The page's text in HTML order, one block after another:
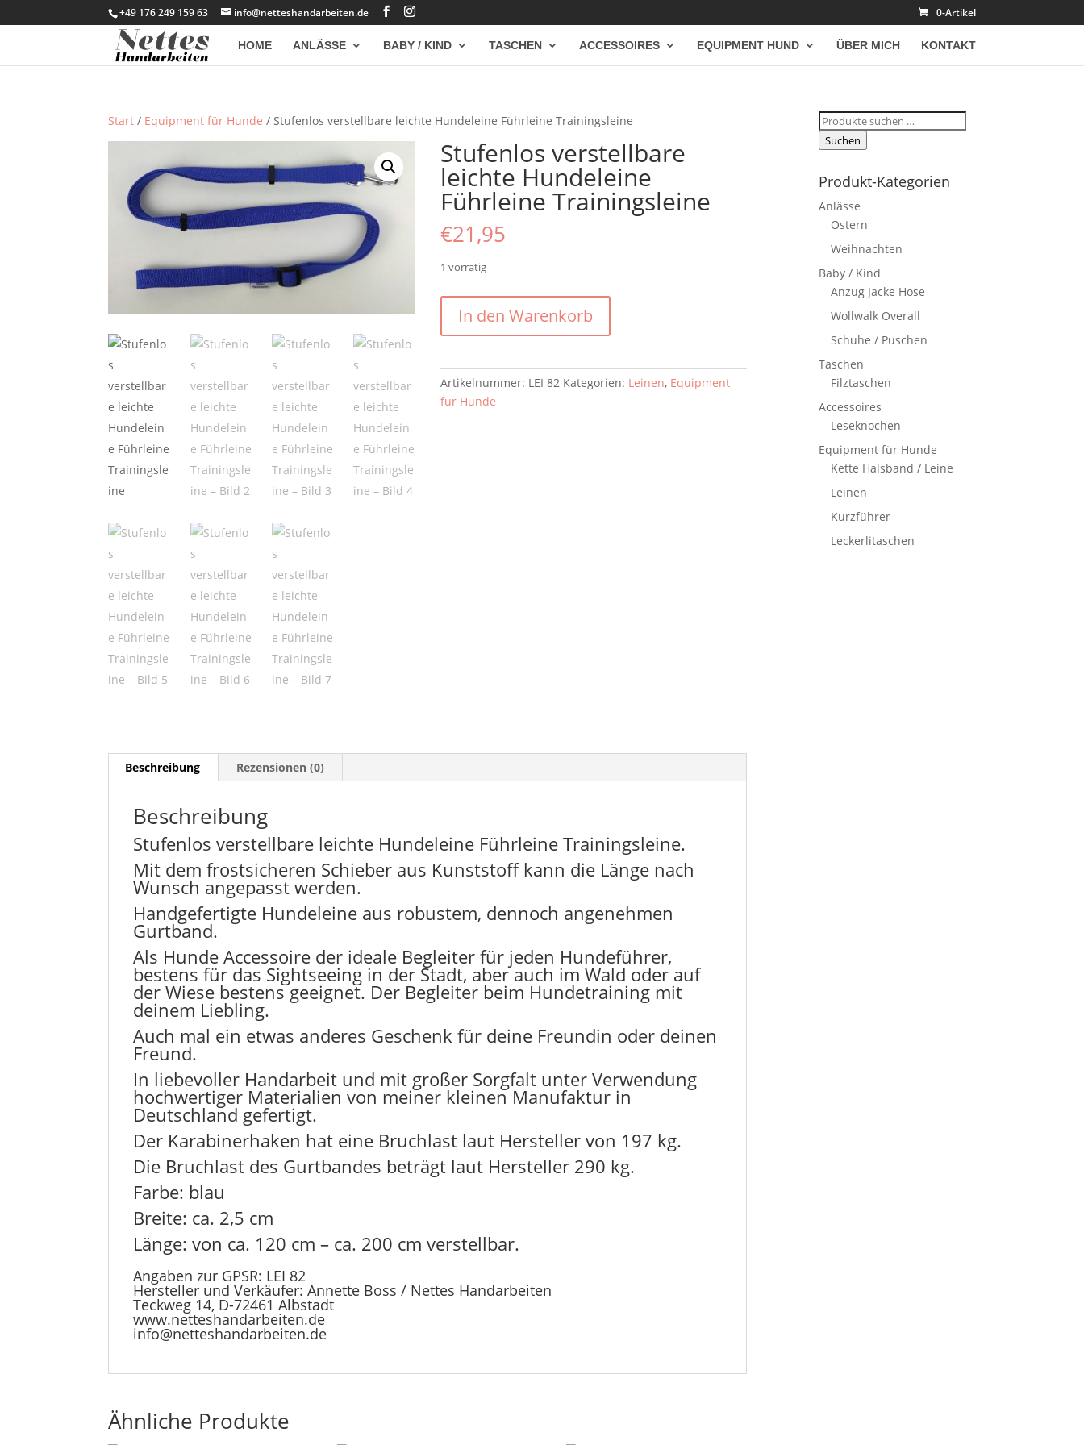
+49 176 249 159 63 info@netteshandarbeiten.de 0-Artikel
HOME ANLÄSSE BABY / KIND TASCHEN ACCESSOIRES EQUIPMENT HUND ÜBER MICH KONTAKT
Start / Equipment für Hunde / Stufenlos verstellbare leichte Hundeleine Führleine Trainingsleine
Stufenlos verstellbare
leichte Hundeleine
Führleine Trainingsleine
€21,95
1 vorrätig
verstellbare
leichte
Führleine
Trainingsleine
In den Warenkorb
Artikelnummer: LEI 82 Kategorien: Leinen, Equipment
für Hunde
Beschreibung Rezensionen (0)
Beschreibung
Stufenlos verstellbare leichte Hundeleine Führleine Trainingsleine.
Mit dem frostsicheren Schieber aus Kunststoff kann die Länge nach
Wunsch angepasst werden.
Handgefertigte Hundeleine aus robustem, dennoch angenehmen
Gurtband.
Als Hunde Accessoire der ideale Begleiter für jeden Hundeführer,
bestens für das Sightseeing in der Stadt, aber auch im Wald oder auf
der Wiese bestens geeignet. Der Begleiter beim Hundetraining mit
deinem Liebling.
Auch mal ein etwas anderes Geschenk für deine Freundin oder deinen
Freund.
In liebevoller Handarbeit und mit großer Sorgfalt unter Verwendung
hochwertiger Materialien von meiner kleinen Manufaktur in
Deutschland gefertigt.
Der Karabinerhaken hat eine Bruchlast laut Hersteller von 197 kg.
Die Bruchlast des Gurtbandes beträgt laut Hersteller 290 kg.
Farbe: blau
Breite: ca. 2,5 cm
Länge: von ca. 120 cm – ca. 200 cm verstellbar.
Angaben zur GPSR: LEI 82
Hersteller und Verkäufer: Annette Boss / Nettes Handarbeiten
Teckweg 14, D-72461 Albstadt
www.netteshandarbeiten.de
info@netteshandarbeiten.de
Ähnliche Produkte
Suchen
nach:
Suchen
Produkt-Kategorien
Anlässe
Ostern
Weihnachten
Baby / Kind
Anzug Jacke Hose
Wollwalk Overall
Schuhe / Puschen
Taschen
Filztaschen
Accessoires
Leseknochen
Equipment für Hunde
Kette Halsband / Leine
Leinen
Kurzführer
Leckerlitaschen